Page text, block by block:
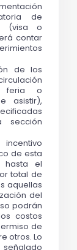
de
(visa o
contar
de los
feria o
asistir),
sección
de esta
hasta el
total de
aquellas
del
podrán
costos
de
otros. Lo